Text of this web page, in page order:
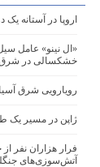
اروپا در آستانه
«ال نینو» عامل
خشکسالی در شرق
رویارویی شرق
ژاپن در مسیر یک
فرار هزاران نفر
آتش‌سوزی‌های